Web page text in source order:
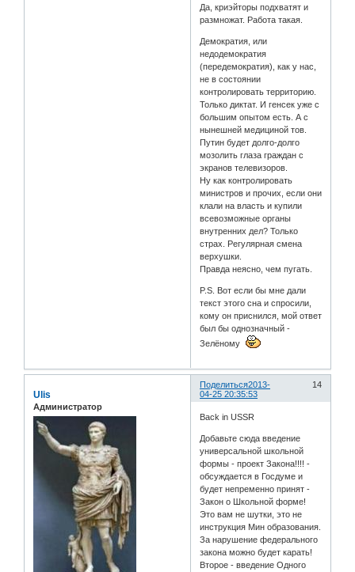
Да, криэйторы подхватят и
размножат. Работа такая.
Демократия, или
недодемократия
(передемократия), как у нас,
не в состоянии
контролировать территорию.
Только диктат. И генсек уже с
большим опытом есть. А с
нынешней медициной тов.
Путин будет долго-долго
мозолить глаза граждан с
экранов телевизоров.
Ну как контролировать
министров и прочих, если они
клали на власть и купили
всевозможные органы
внутренних дел? Только
страх. Регулярная смена
верхушки.
Правда неясно, чем пугать.
P.S. Вот если бы мне дали
текст этого сна и спросили,
кому он приснился, мой ответ
был бы однозначный -
Зелёному
Поделиться 14
2013-
04-25 20:35:53
Ulis
Администратор
Back in USSR
Добавьте сюда введение
универсальной школьной
формы - проект Закона!!!! -
обсуждается в Госдуме и
будет непременно принят -
Закон о Школьной форме!
Это вам не шутки, это не
инструкция Мин образования.
За нарушение федерального
закона можно будет карать!
Второе - введение Одного